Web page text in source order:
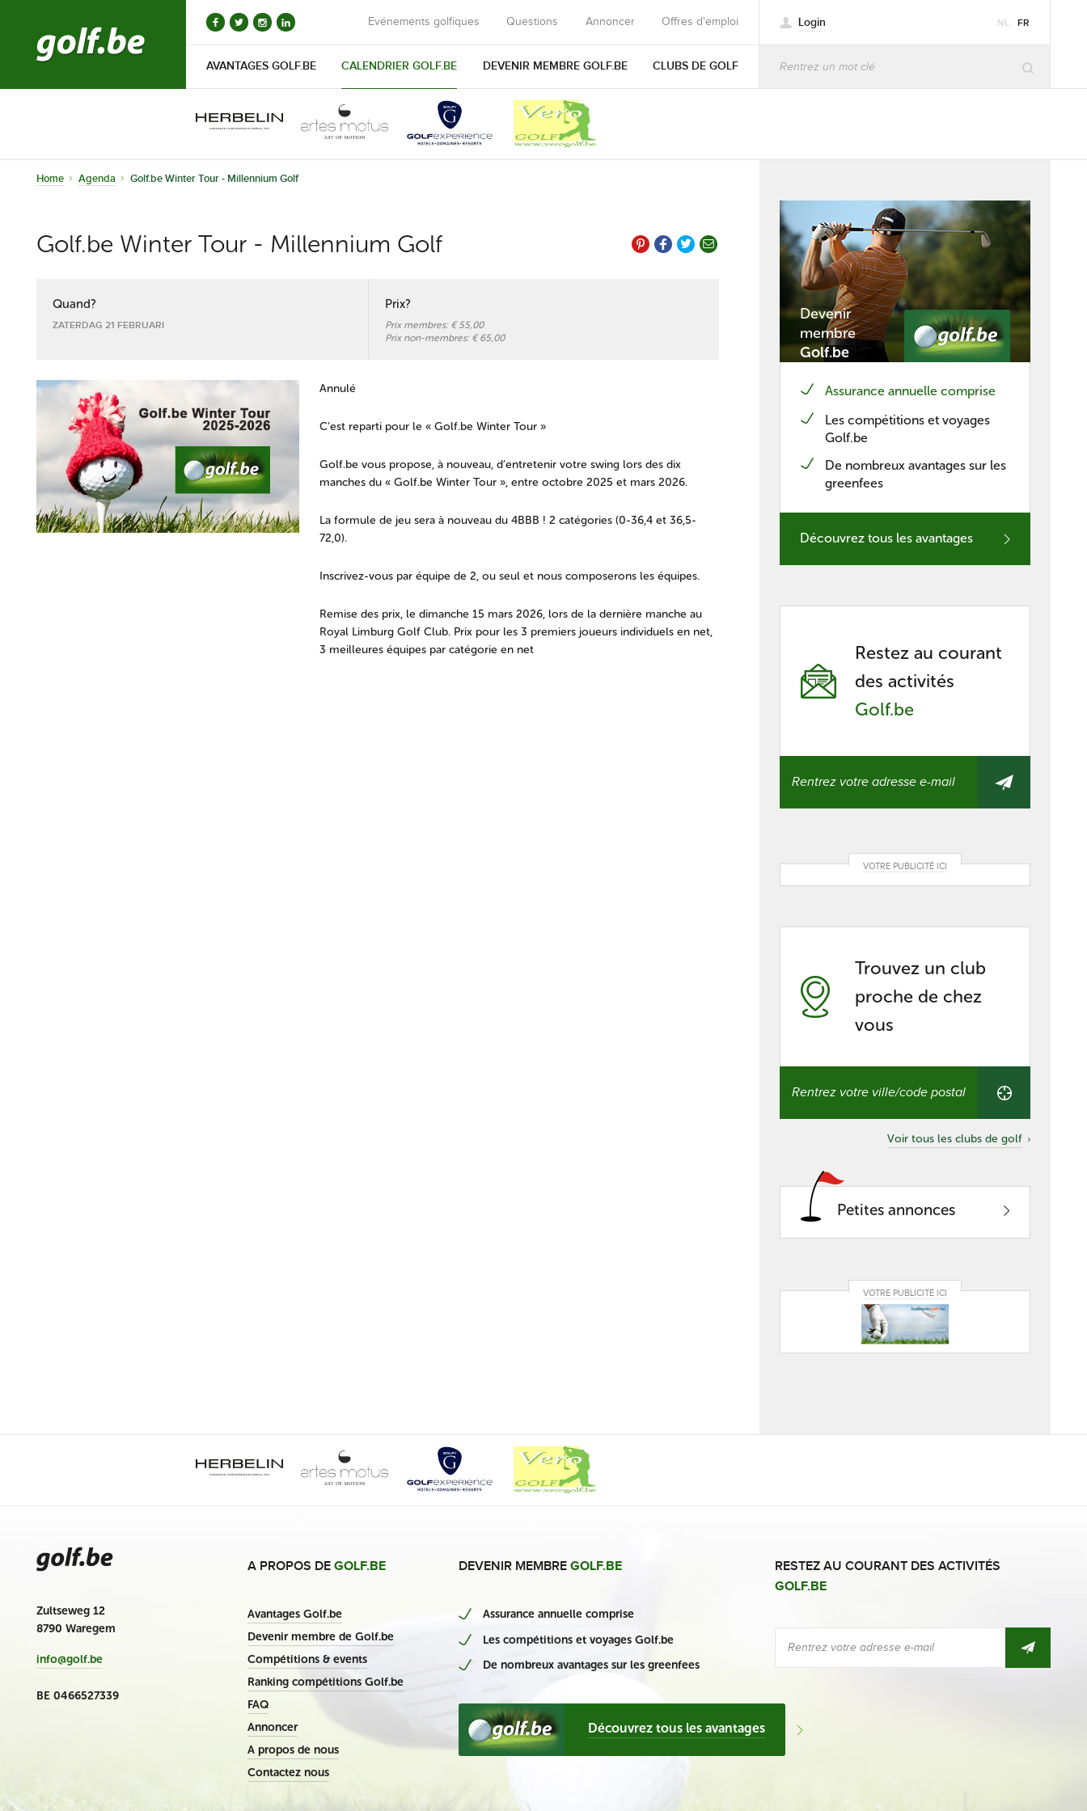
Evénements golfiques Questions Annoncer Offres d'emploi Login NL FR
AVANTAGES GOLF.BE CALENDRIER GOLF.BE DEVENIR MEMBRE GOLF.BE CLUBS DE GOLF
Home Agenda Golf.be Winter Tour - Millennium Golf
Golf.be Winter Tour - Millennium Golf
Quand?
ZATERDAG 21 FEBRUARI
Prix?
Prix membres: € 55,00
Prix non-membres: € 65,00
Annulé
C’est reparti pour le « Golf.be Winter Tour »
Golf.be vous propose, à nouveau, d’entretenir votre swing lors des dix
manches du « Golf.be Winter Tour », entre octobre 2025 et mars 2026.
La formule de jeu sera à nouveau du 4BBB ! 2 catégories (0-36,4 et 36,5-
72,0).
Inscrivez-vous par équipe de 2, ou seul et nous composerons les équipes.
Remise des prix, le dimanche 15 mars 2026, lors de la dernière manche au
Royal Limburg Golf Club. Prix pour les 3 premiers joueurs individuels en net,
3 meilleures équipes par catégorie en net
Devenir
membre
Golf.be
Assurance annuelle comprise
Les compétitions et voyages
Golf.be
De nombreux avantages sur les
greenfees
Découvrez tous les avantages
Restez au courant
des activités
Golf.be
VOTRE PUBLICITÉ ICI
Trouvez un club
proche de chez
vous
club
Voir tous les clubs de golf
Petites annonces
VOTRE PUBLICITÉ ICI
Zultseweg 12
8790 Waregem
info@golf.be
BE 0466527339
A PROPOS DE GOLF.BE
Avantages Golf.be
Devenir membre de Golf.be
Compétitions & events
Ranking compétitions Golf.be
FAQ
Annoncer
A propos de nous
Contactez nous
DEVENIR MEMBRE GOLF.BE
Assurance annuelle comprise
Les compétitions et voyages Golf.be
De nombreux avantages sur les greenfees
Découvrez tous les avantages
RESTEZ AU COURANT DES ACTIVITÉS
GOLF.BE